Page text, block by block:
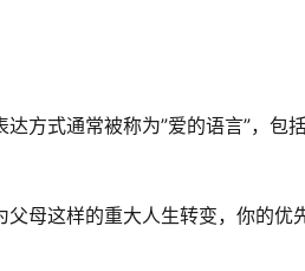
方式通常被称为”爱的语言”，包
母这样的重大人生转变，你的优